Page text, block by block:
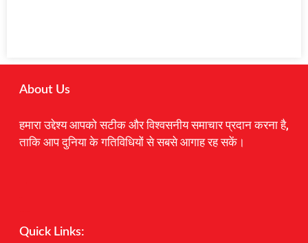
About Us
हमारा उद्देश्य आपको सटीक और विश्वसनीय समाचार प्रदान करना है,
ताकि आप दुनिया के गतिविधियों से सबसे आगाह रह सकें।
Quick Links: